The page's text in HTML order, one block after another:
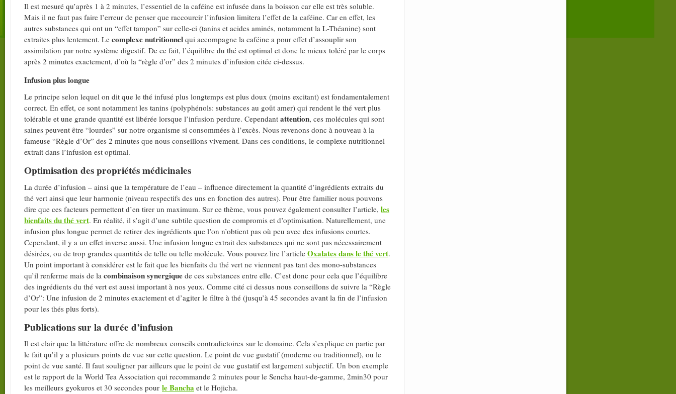
Il est mesuré qu’après 1 à 2 minutes, l’essentiel de la caféine est infusée dans la boisson car elle est très soluble.
Mais il ne faut pas faire l’erreur de penser que raccourcir l’infusion limitera l’effet de la caféine. Car en effet, les
autres substances qui ont un “effet tampon” sur celle-ci (tanins et acides aminés, notamment la L-Théanine) sont
extraites plus lentement. Le complexe nutritionnel qui accompagne la caféine a pour effet d’assouplir son
assimilation par notre système digestif. De ce fait, l’équilibre du thé est optimal et donc le mieux toléré par le corps
après 2 minutes exactement, d’où la “règle d’or” des 2 minutes d’infusion citée ci-dessus.
Infusion plus longue
Le principe selon lequel on dit que le thé infusé plus longtemps est plus doux (moins excitant) est fondamentalement
correct. En effet, ce sont notamment les tanins (polyphénols: substances au goût amer) qui rendent le thé vert plus
tolérable et une grande quantité est libérée lorsque l’infusion perdure. Cependant attention, ces molécules qui sont
saines peuvent être “lourdes” sur notre organisme si consommées à l’excès. Nous revenons donc à nouveau à la
fameuse “Règle d’Or” des 2 minutes que nous conseillons vivement. Dans ces conditions, le complexe nutritionnel
extrait dans l’infusion est optimal.
Optimisation des propriétés médicinales
La durée d’infusion – ainsi que la température de l’eau – influence directement la quantité d’ingrédients extraits du
thé vert ainsi que leur harmonie (niveau respectifs des uns en fonction des autres). Pour être familier nous pouvons
dire que ces facteurs permettent d’en tirer un maximum. Sur ce thème, vous pouvez également consulter l’article, les
bienfaits du thé vert. En réalité, il s’agit d’une subtile question de compromis et d’optimisation. Naturellement, une
infusion plus longue permet de retirer des ingrédients que l’on n’obtient pas où peu avec des infusions courtes.
Cependant, il y a un effet inverse aussi. Une infusion longue extrait des substances qui ne sont pas nécessairement
désirées, ou de trop grandes quantités de telle ou telle molécule. Vous pouvez lire l’article Oxalates dans le thé vert.
Un point important à considérer est le fait que les bienfaits du thé vert ne viennent pas tant des mono-substances
qu’il renferme mais de la combinaison synergique de ces substances entre elle. C’est donc pour cela que l’équilibre
des ingrédients du thé vert est aussi important à nos yeux. Comme cité ci dessus nous conseillons de suivre la “Règle
d’Or”: Une infusion de 2 minutes exactement et d’agiter le filtre à thé (jusqu’à 45 secondes avant la fin de l’infusion
pour les thés plus forts).
Publications sur la durée d’infusion
Il est clair que la littérature offre de nombreux conseils contradictoires sur le domaine. Cela s’explique en partie par
le fait qu’il y a plusieurs points de vue sur cette question. Le point de vue gustatif (moderne ou traditionnel), ou le
point de vue santé. Il faut souligner par ailleurs que le point de vue gustatif est largement subjectif. Un bon exemple
est le rapport de la World Tea Association qui recommande 2 minutes pour le Sencha haut-de-gamme, 2min30 pour
les meilleurs gyokuros et 30 secondes pour le Bancha et le Hojicha.